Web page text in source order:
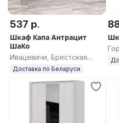
537 р.
Шкаф Капа Антрацит
ШаКо
Ивацевичи, Брестская
область
Доставка по Беларуси